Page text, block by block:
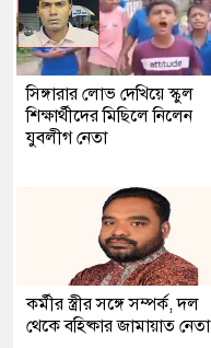
সিঙ্গারার লোভ দেখিয়ে স্কুল
শিক্ষার্থীদের মিছিলে নিলেন
যুবলীগ নেতা
কর্মীর স্ত্রীর সঙ্গে সম্পর্ক, দল
থেকে বহিষ্কার জামায়াত নেতা